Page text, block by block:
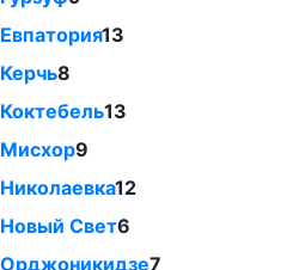
Евпатория13
Керчь8
Коктебель13
Мисхор9
Николаевка12
Новый Свет6
Орджоникидзе7